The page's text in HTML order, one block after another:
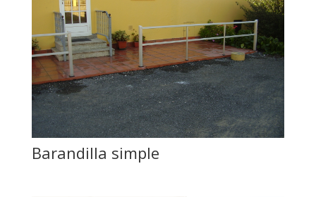
Barandilla simple